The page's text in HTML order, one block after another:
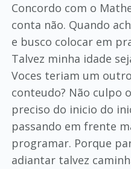
Concordo com o
conta não. Quando
e busco colocar em
Talvez minha idade
Voces teriam um
conteudo? Não culpo
preciso do inicio do
passando em frente
programar. Porque
adiantar talvez